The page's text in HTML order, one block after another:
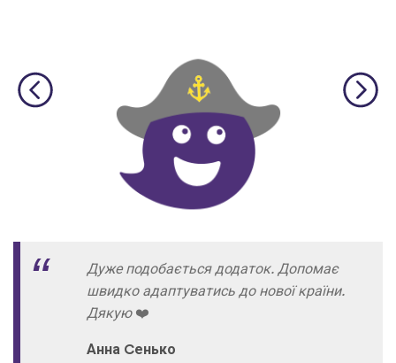
Дуже подобається додаток. Допомає
швидко адаптуватись до нової країни.
Дякую ❤
Анна Cенько